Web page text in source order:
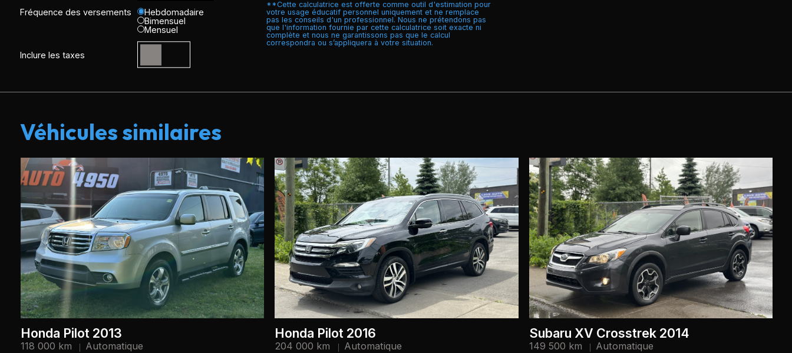
Fréquence des versements
Hebdomadaire
Bimensuel
Mensuel
Inclure les taxes
**Cette calculatrice est offerte comme outil d'estimation pour
votre usage éducatif personnel uniquement et ne remplace
pas les conseils d'un professionnel. Nous ne prétendons pas
que l'information fournie par cette calculatrice soit exacte ni
complète et nous ne garantissons pas que le calcul
correspondra ou s’appliquera à votre situation.
Véhicules similaires
Honda Pilot 2013
118 000 km Automatique
Honda Pilot 2016
204 000 km Automatique
Subaru XV Crosstrek 2014
149 500 km Automatique